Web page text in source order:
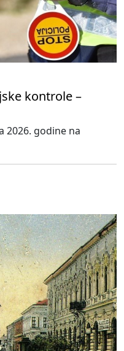
kontrole –
2026. godine na